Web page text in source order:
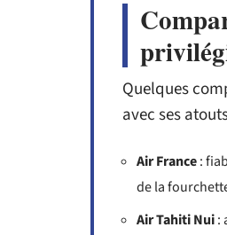
Quelques
avec ses
Air France:
de la
Air Tahiti Nui: